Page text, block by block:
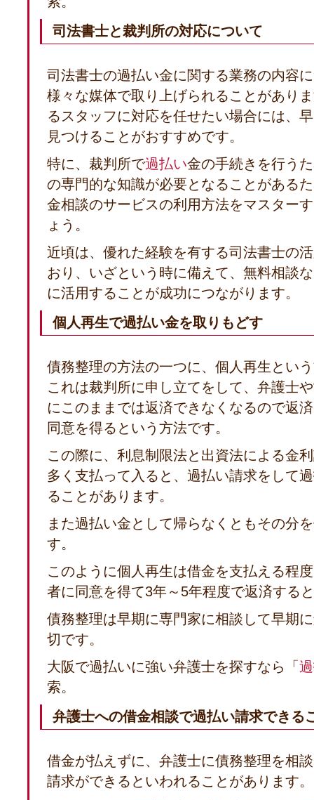
司法書士と裁判所の対応について
司法書士の過払い金に関する業務の内容
様々な媒体で取り上げられることがあり
るスタッフに対応を任せたい場合には、
見つけることがおすすめです。
特に、裁判所で過払い金の手続きを行う
の専門的な知識が必要となることがある
金相談のサービスの利用方法をマスター
ょう。
近頃は、優れた経験を有する司法書士の
おり、いざという時に備えて、無料相談
に活用することが成功につながります。
個人再生で過払い金を取りもどす
債務整理の方法の一つに、個人再生とい
これは裁判所に申し立てをして、弁護士
にこのままでは返済できなくなるので返
同意を得るという方法です。
この際に、利息制限法と出資法による金
多く支払って入ると、過払い請求をして
ることがあります。
また過払い金として帰らなくともその分
す。
このように個人再生は借金を支払える程
者に同意を得て3年～5年程度で返済する
債務整理は早期に専門家に相談して早期
切です。
大阪で過払いに強い弁護士を探すなら「
索。
弁護士への借金相談で過払い請求できる
借金が払えずに、弁護士に債務整理を相
請求ができるといわれることがあります。